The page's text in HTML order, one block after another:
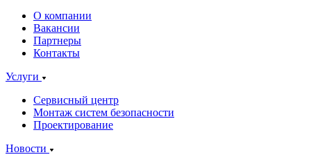
О компании
Вакансии
Партнеры
Контакты
Услуги
Сервисный центр
Монтаж систем безопасности
Проектирование
Новости